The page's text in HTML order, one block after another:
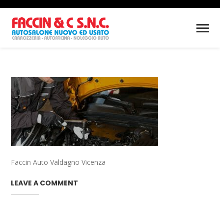
Faccin Auto Valdagno Vicenza
LEAVE A COMMENT